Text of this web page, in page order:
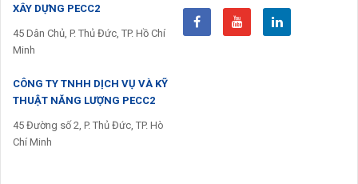
XÂY DỰNG PECC2
45 Dân Chủ, P. Thủ Đức, TP. Hồ Chí
Minh
CÔNG TY TNHH DỊCH VỤ VÀ KỸ
THUẬT NĂNG LƯỢNG PECC2
45 Đường số 2, P. Thủ Đức, TP. Hò
Chí Minh